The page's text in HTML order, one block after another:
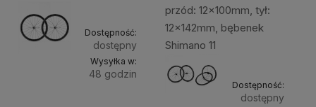
Dostępność:
dostępny
Wysyłka w:
48 godzin
przód: 12x100mm, tył:
12x142mm, bębenek
Shimano 11
Dostępność:
dostępny